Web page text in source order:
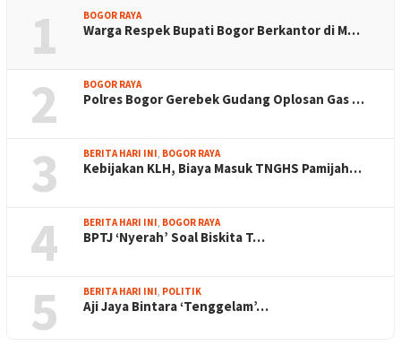
1 BOGOR RAYA
Warga Respek Bupati Bogor Berkantor di M…
2 BOGOR RAYA
Polres Bogor Gerebek Gudang Oplosan Gas …
3 BERITA HARI INI, BOGOR RAYA
Kebijakan KLH, Biaya Masuk TNGHS Pamijah…
4 BERITA HARI INI, BOGOR RAYA
BPTJ ‘Nyerah’ Soal Biskita T…
5 BERITA HARI INI, POLITIK
Aji Jaya Bintara ‘Tenggelam’…